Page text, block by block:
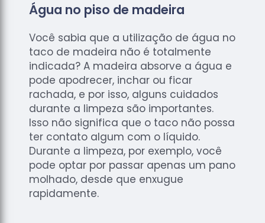
Água no piso de madeira
Você sabia que a utilização de água no
taco de madeira não é totalmente
indicada? A madeira absorve a água e
pode apodrecer, inchar ou ficar
rachada, e por isso, alguns cuidados
durante a limpeza são importantes.
Isso não significa que o taco não possa
ter contato algum com o líquido.
Durante a limpeza, por exemplo, você
pode optar por passar apenas um pano
molhado, desde que enxugue
rapidamente.